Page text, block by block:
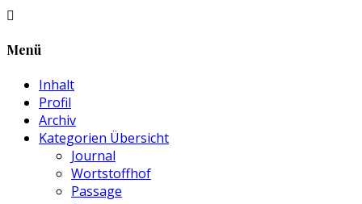
Menü
Inhalt
Profil
Archiv
Kategorien Übersicht
Journal
Wortstoffhof
Passage